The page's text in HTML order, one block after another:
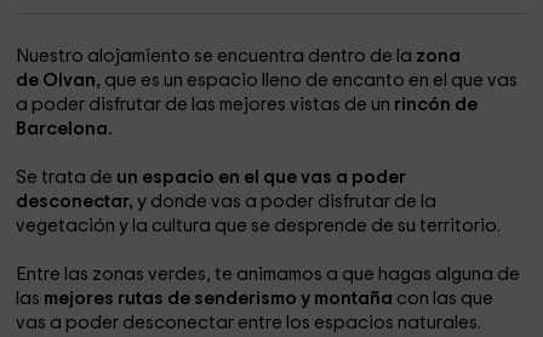
Nuestro alojamiento se encuentra dentro de la zona
de Olvan, que es un espacio lleno de encanto en el que vas
a poder disfrutar de las mejores vistas de un rincón de
Barcelona.
Se trata de un espacio en el que vas a poder
desconectar,y donde vas a poder disfrutar de la
vegetación y la cultura que se desprende de su territorio.
Entre las zonas verdes, te animamos a que hagas alguna de
las mejores rutas de senderismo y montaña con las que
vas a poder desconectar entre los espacios naturales.